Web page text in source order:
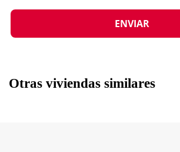
Otras viviendas similares